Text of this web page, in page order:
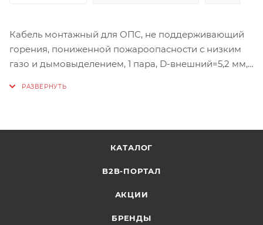
Кабель монтажный для ОПС, не поддерживающий
горения, пониженной пожароопасности с низким
газо и дымовыделением, 1 пара, D-внешний=5,2 мм,
КАТАЛОГ
B2B-ПОРТАЛ
АКЦИИ
БРЕНДЫ